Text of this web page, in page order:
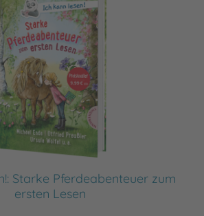
Starke Pferdeabenteuer zum
ersten Lesen